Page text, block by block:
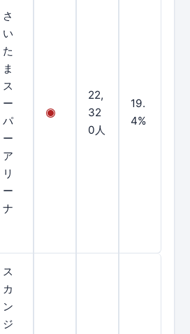
さ
い
た
ま
ス
ー
パ
ー
ア
リ
ー
ナ
22,
32
0人
19.
4%
ス
カ
ン
ジ